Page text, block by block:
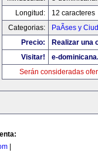
Longitud:
12 caracteres
Categorias:
PaÃ­ses y
Precio:
Realizar una
Visitar!
e-
Serán consideradas
|